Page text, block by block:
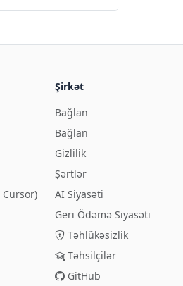
Cursor)
Şirkət
Bağlan
Bağlan
Gizlilik
Şərtlər
AI Siyasəti
Geri Ödəmə Siyasəti
Təhlükəsizlik
Təhsilçilər
GitHub